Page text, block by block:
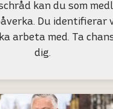
kan du som
Du identifierar
arbeta med. Ta
dig.